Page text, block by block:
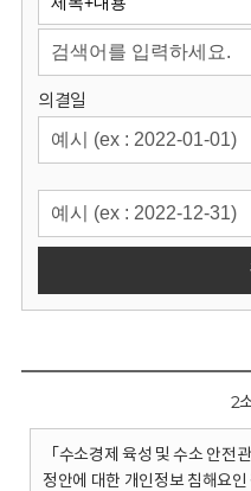
회
의결일
2
「수소경제 육성 및 수소 안전
정안에 대한 개인정보 침해요인